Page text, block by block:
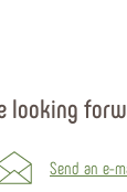
looking
Send an e-